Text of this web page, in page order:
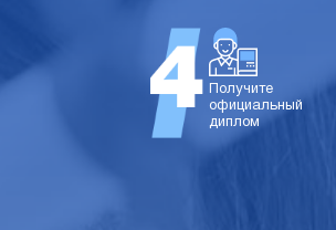
Получите
официальный
диплом